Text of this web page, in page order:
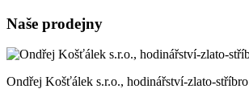
Naše prodejny
Ondřej Košťálek s.r.o., hodinářství-zlato-stříbro